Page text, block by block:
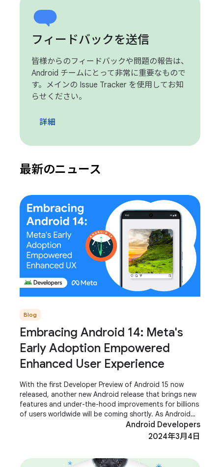
フィードバックを送信
皆様からのフィードバックや問題の報告は、
Android チームにとって非常に重要なもので
す。メインの Issue Tracker を使用してお知
らせください。
詳細
最新のニュース
Blog
Embracing Android 14: Meta's
Early Adoption Empowered
Enhanced User Experience
With the first Developer Preview of Android 15 now
released, another new Android release that brings new
features and under-the-hood improvements for billions
of users worldwide will be coming shortly. As Android
developers, you are key players inAndroid Developers
2024年3月4日